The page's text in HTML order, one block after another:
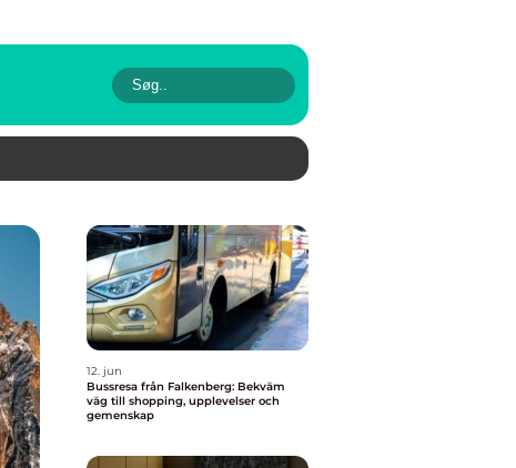
12. jun
Bussresa från Falkenberg: Bekväm
väg till shopping, upplevelser och
gemenskap